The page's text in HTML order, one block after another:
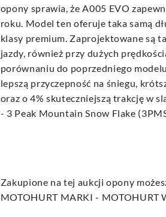
opony sprawia, że A005 EVO
roku. Model ten oferuje taka samą
klasy premium. Zaprojektowane są
jazdy, również przy dużych
porównaniu do poprzedniego
lepszą przyczepność na śniegu,
oraz o 4% skuteczniejszą trakcję w
- 3 Peak Mountain Snow Flake
Zakupione na tej aukcji opony
MOTOHURT MARKI - MOTOHURT